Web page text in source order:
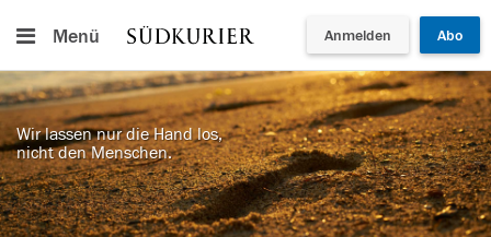
Menü Anmelden Abo
Wir lassen nur die Hand los,
nicht den Menschen.